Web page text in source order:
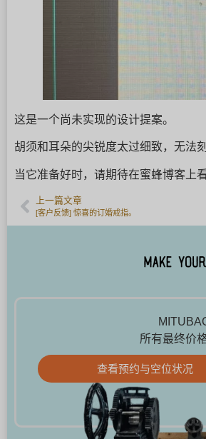
这是一个尚未实现的设计提案。
胡须和耳朵的尖锐度太过细致，无法
当它准备好时，请期待在蜜蜂博客上看
上一篇文章
[客户反馈] 惊喜的订婚戒指。
所有最终价
查看预约与空位状况